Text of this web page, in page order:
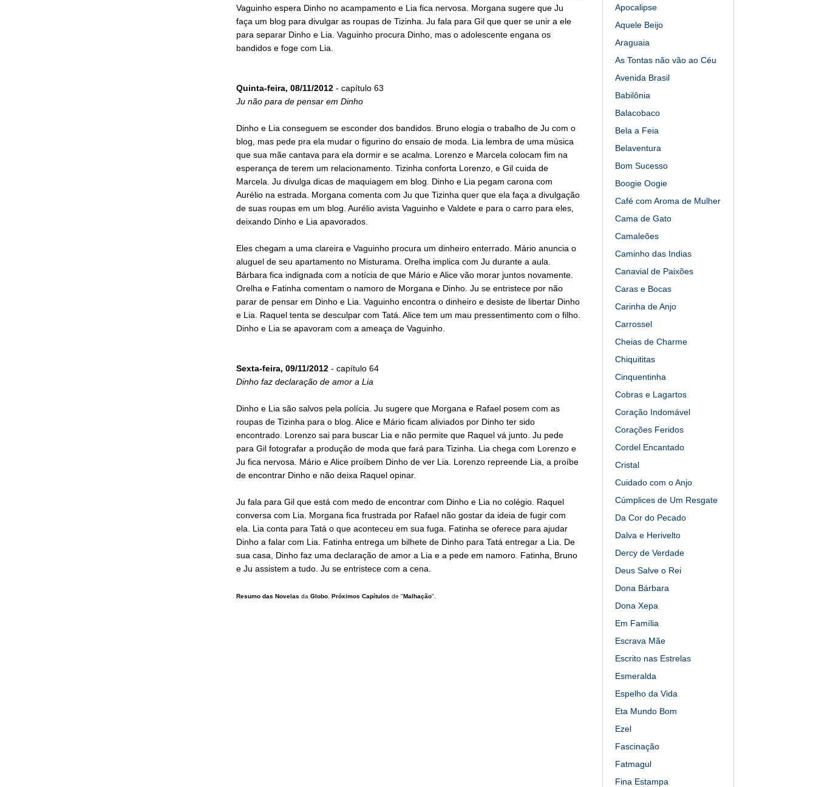
Vaguinho espera Dinho no acampamento e Lia fica nervosa. Morgana sugere que Ju
faça um blog para divulgar as roupas de Tizinha. Ju fala para Gil que quer se unir a ele
para separar Dinho e Lia. Vaguinho procura Dinho, mas o adolescente engana os
bandidos e foge com Lia.
Quinta-feira, 08/11/2012- capítulo 63
Ju não para de pensar em Dinho
Dinho e Lia conseguem se esconder dos bandidos. Bruno elogia o trabalho de Ju com o
blog, mas pede pra ela mudar o figurino do ensaio de moda. Lia lembra de uma música
que sua mãe cantava para ela dormir e se acalma. Lorenzo e Marcela colocam fim na
esperança de terem um relacionamento. Tizinha conforta Lorenzo, e Gil cuida de
Marcela. Ju divulga dicas de maquiagem em blog. Dinho e Lia pegam carona com
Aurélio na estrada. Morgana comenta com Ju que Tizinha quer que ela faça a divulgação
de suas roupas em um blog. Aurélio avista Vaguinho e Valdete e para o carro para eles,
deixando Dinho e Lia apavorados.
Eles chegam a uma clareira e Vaguinho procura um dinheiro enterrado. Mário anuncia o
aluguel de seu apartamento no Misturama. Orelha implica com Ju durante a aula.
Bárbara fica indignada com a notícia de que Mário e Alice vão morar juntos novamente.
Orelha e Fatinha comentam o namoro de Morgana e Dinho. Ju se entristece por não
parar de pensar em Dinho e Lia. Vaguinho encontra o dinheiro e desiste de libertar Dinho
e Lia. Raquel tenta se desculpar com Tatá. Alice tem um mau pressentimento com o filho.
Dinho e Lia se apavoram com a ameaça de Vaguinho.
Sexta-feira, 09/11/2012- capítulo 64
Dinho faz declaração de amor a Lia
Dinho e Lia são salvos pela polícia. Ju sugere que Morgana e Rafael posem com as
roupas de Tizinha para o blog. Alice e Mário ficam aliviados por Dinho ter sido
encontrado. Lorenzo sai para buscar Lia e não permite que Raquel vá junto. Ju pede
para Gil fotografar a produção de moda que fará para Tizinha. Lia chega com Lorenzo e
Ju fica nervosa. Mário e Alice proíbem Dinho de ver Lia. Lorenzo repreende Lia, a proíbe
de encontrar Dinho e não deixa Raquel opinar.
Ju fala para Gil que está com medo de encontrar com Dinho e Lia no colégio. Raquel
conversa com Lia. Morgana fica frustrada por Rafael não gostar da ideia de fugir com
ela. Lia conta para Tatá o que aconteceu em sua fuga. Fatinha se oferece para ajudar
Dinho a falar com Lia. Fatinha entrega um bilhete de Dinho para Tatá entregar a Lia. De
sua casa, Dinho faz uma declaração de amor a Lia e a pede em namoro. Fatinha, Bruno
e Ju assistem a tudo. Ju se entristece com a cena.
Resumo das Novelas da Globo. Próximos Capítulos de "Malhação".
Apocalipse
Aquele Beijo
Araguaia
As Tontas não vão ao Céu
Avenida Brasil
Babilônia
Balacobaco
Bela a Feia
Belaventura
Bom Sucesso
Boogie Oogie
Café com Aroma de Mulher
Cama de Gato
Camaleões
Caminho das Indias
Canavial de Paixões
Caras e Bocas
Carinha de Anjo
Carrossel
Cheias de Charme
Chiquititas
Cinquentinha
Cobras e Lagartos
Coração Indomável
Corações Feridos
Cordel Encantado
Cristal
Cuidado com o Anjo
Cúmplices de Um Resgate
Da Cor do Pecado
Dalva e Herivelto
Dercy de Verdade
Deus Salve o Rei
Dona Bárbara
Dona Xepa
Em Família
Escrava Mãe
Escrito nas Estrelas
Esmeralda
Espelho da Vida
Eta Mundo Bom
Ezel
Fascinação
Fatmagul
Fina Estampa